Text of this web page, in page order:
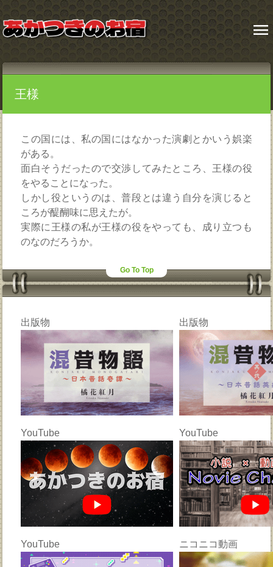
menu
王様
この国には、私の国にはなかった演劇とかいう娯楽
がある。
面白そうだったので交渉してみたところ、王様の役
をやることになった。
しかし役というのは、普段とは違う自分を演じると
ころが醍醐味に思えたが。
実際に王様の私が王様の役をやっても、成り立つも
のなのだろうか。
Go To Top
出版物 出版物
YouTube YouTube
YouTube ニコニコ動画